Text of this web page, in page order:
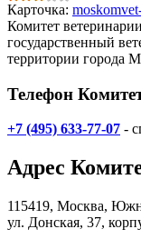
Карточка:
Комитет
государственный
территории города
Телефон
+7 (495) 633-77-07 -
Адрес
115419, Москва,
ул. Донская, 37,